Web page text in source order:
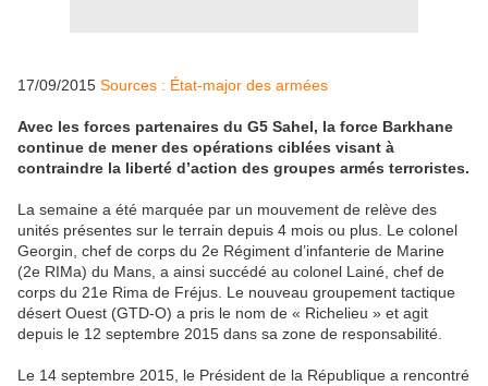
17/09/2015 Sources : État-major des armées
Avec les forces partenaires du G5 Sahel, la force Barkhane
continue de mener des opérations ciblées visant à
contraindre la liberté d’action des groupes armés terroristes.
La semaine a été marquée par un mouvement de relève des
unités présentes sur le terrain depuis 4 mois ou plus. Le colonel
Georgin, chef de corps du 2e Régiment d’infanterie de Marine
(2e RIMa) du Mans, a ainsi succédé au colonel Lainé, chef de
corps du 21e Rima de Fréjus. Le nouveau groupement tactique
désert Ouest (GTD-O) a pris le nom de « Richelieu » et agit
depuis le 12 septembre 2015 dans sa zone de responsabilité.
Le 14 septembre 2015, le Président de la République a rencontré